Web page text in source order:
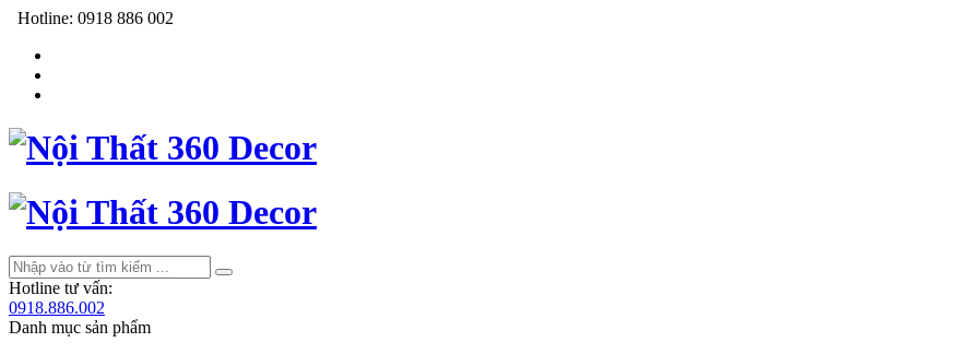
Hotline: 0918 886 002
Hotline tư vấn:
0918.886.002
Danh mục sản phẩm